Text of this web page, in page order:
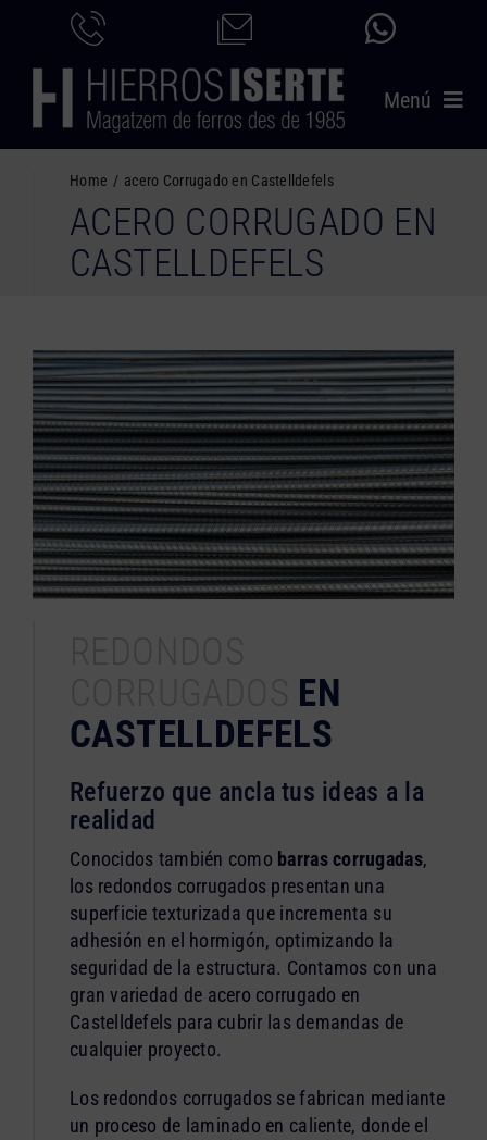
contenido
Menú
PRODUCTOS
SERVICIOS
NOSOTROS
CONTACTO
Home acero Corrugado en Castelldefels
ACERO CORRUGADO EN
CASTELLDEFELS
EN
CASTELLDEFELS
Refuerzo que ancla tus ideas a la
realidad
Conocidos también como barras corrugadas,
los redondos corrugados presentan una
superficie texturizada que incrementa su
adhesión en el hormigón, optimizando la
seguridad de la estructura. Contamos con una
gran variedad de acero corrugado en
Castelldefels para cubrir las demandas de
cualquier proyecto.
Los redondos corrugados se fabrican mediante
un proceso de laminado en caliente, donde el